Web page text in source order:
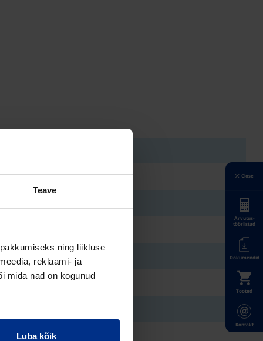
Teave
ning liikluse
reklaami- ja
mida nad on kogunud
Luba kõik
Close
Arvutus-
tööriistad
Dokumendid
Tooted
Kontakt